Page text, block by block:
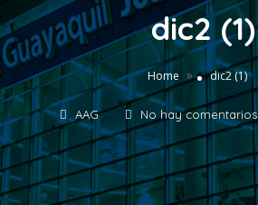
dic2 (1)
Home » dic2 (1)
AAG No hay comentarios